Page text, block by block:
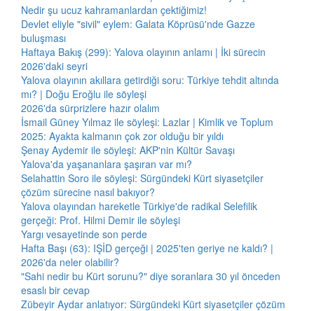
Nedir şu ucuz kahramanlardan çektiğimiz!
Devlet eliyle "sivil" eylem: Galata Köprüsü'nde Gazze
buluşması
Haftaya Bakış (299): Yalova olayının anlamı | İki sürecin
2026'daki seyri
Yalova olayının akıllara getirdiği soru: Türkiye tehdit altında
mı? | Doğu Eroğlu ile söyleşi
2026'da sürprizlere hazır olalım
İsmail Güney Yılmaz ile söyleşi: Lazlar | Kimlik ve Toplum
2025: Ayakta kalmanın çok zor olduğu bir yıldı
Şenay Aydemir ile söyleşi: AKP'nin Kültür Savaşı
Yalova'da yaşananlara şaşıran var mı?
Selahattin Soro ile söyleşi: Sürgündeki Kürt siyasetçiler
çözüm sürecine nasıl bakıyor?
Yalova olayından hareketle Türkiye'de radikal Selefilik
gerçeği: Prof. Hilmi Demir ile söyleşi
Yargı vesayetinde son perde
Hafta Başı (63): IŞİD gerçeği | 2025'ten geriye ne kaldı? |
2026'da neler olabilir?
"Sahi nedir bu Kürt sorunu?" diye soranlara 30 yıl önceden
esaslı bir cevap
Zübeyir Aydar anlatıyor: Sürgündeki Kürt siyasetçiler çözüm